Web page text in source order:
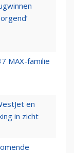
MAX-familie
en
in zicht